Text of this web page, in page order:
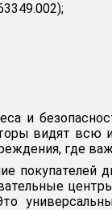
и
видят
где